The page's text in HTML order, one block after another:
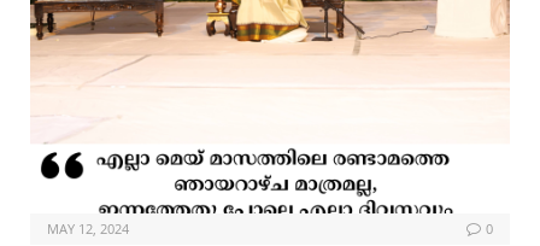
MAY 12, 2024 0